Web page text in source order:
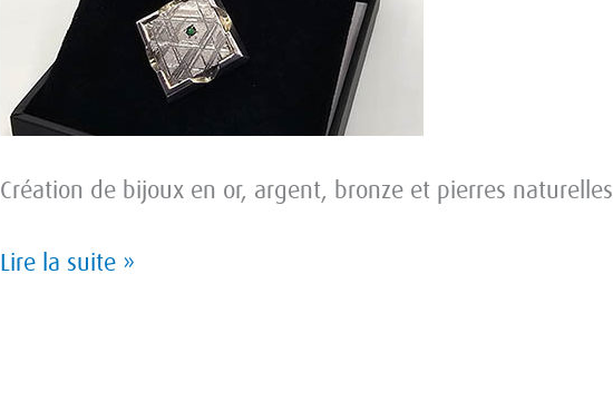
Création de bijoux en or, argent, bronze et pierres naturelles
Lire la suite »